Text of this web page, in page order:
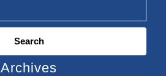
Archives